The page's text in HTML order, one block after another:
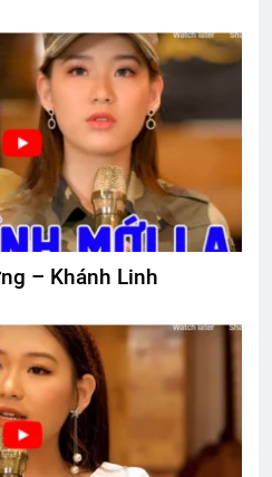
– Khánh Linh